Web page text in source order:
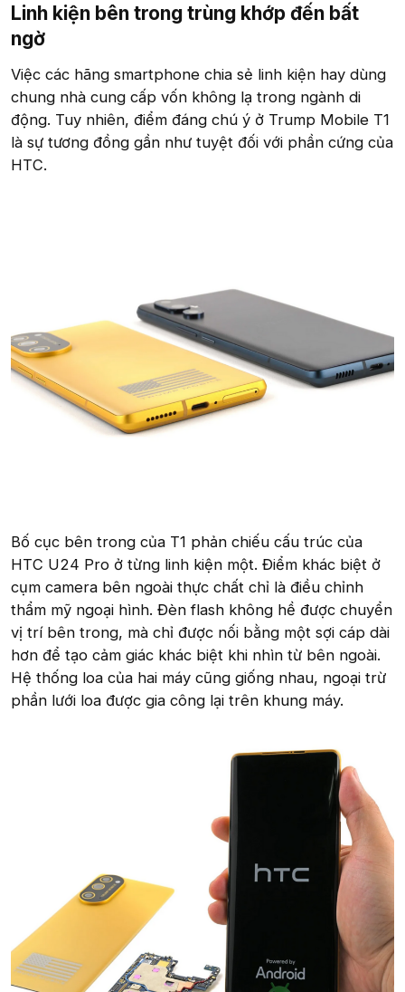
Linh kiện bên trong trùng khớp đến bất
ngờ​
Việc các hãng smartphone chia sẻ linh kiện hay dùng
chung nhà cung cấp vốn không lạ trong ngành di
động. Tuy nhiên, điểm đáng chú ý ở Trump Mobile T1
là sự tương đồng gần như tuyệt đối với phần cứng của
HTC.
Bố cục bên trong của T1 phản chiếu cấu trúc của
HTC U24 Pro ở từng linh kiện một. Điểm khác biệt ở
cụm camera bên ngoài thực chất chỉ là điều chỉnh
thẩm mỹ ngoại hình. Đèn flash không hề được chuyển
vị trí bên trong, mà chỉ được nối bằng một sợi cáp dài
hơn để tạo cảm giác khác biệt khi nhìn từ bên ngoài.
Hệ thống loa của hai máy cũng giống nhau, ngoại trừ
phần lưới loa được gia công lại trên khung máy.